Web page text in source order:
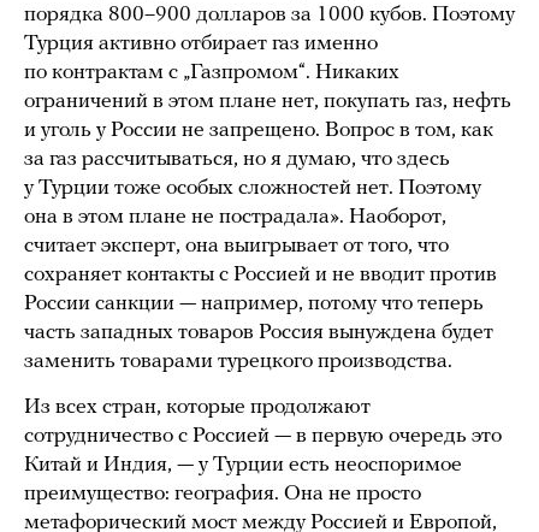
порядка 800–900 долларов за 1000 кубов. Поэтому
Турция активно отбирает газ именно
по контрактам с „Газпромом“. Никаких
ограничений в этом плане нет, покупать газ, нефть
и уголь у России не запрещено. Вопрос в том, как
за газ рассчитываться, но я думаю, что здесь
у Турции тоже особых сложностей нет. Поэтому
она в этом плане не пострадала». Наоборот,
считает эксперт, она выигрывает от того, что
сохраняет контакты с Россией и не вводит против
России санкции — например, потому что теперь
часть западных товаров Россия вынуждена будет
заменить товарами турецкого производства.
Из всех стран, которые продолжают
сотрудничество с Россией — в первую очередь это
Китай и Индия, — у Турции есть неоспоримое
преимущество: география. Она не просто
метафорический мост между Россией и Европой,